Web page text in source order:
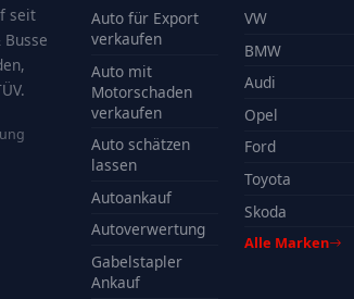
seit
Busse
Auto für Export
verkaufen
Auto mit
Motorschaden
verkaufen
Auto schätzen
lassen
Autoankauf
Autoverwertung
Gabelstapler
Ankauf
VW
BMW
Audi
Opel
Ford
Toyota
Skoda
Alle Marken